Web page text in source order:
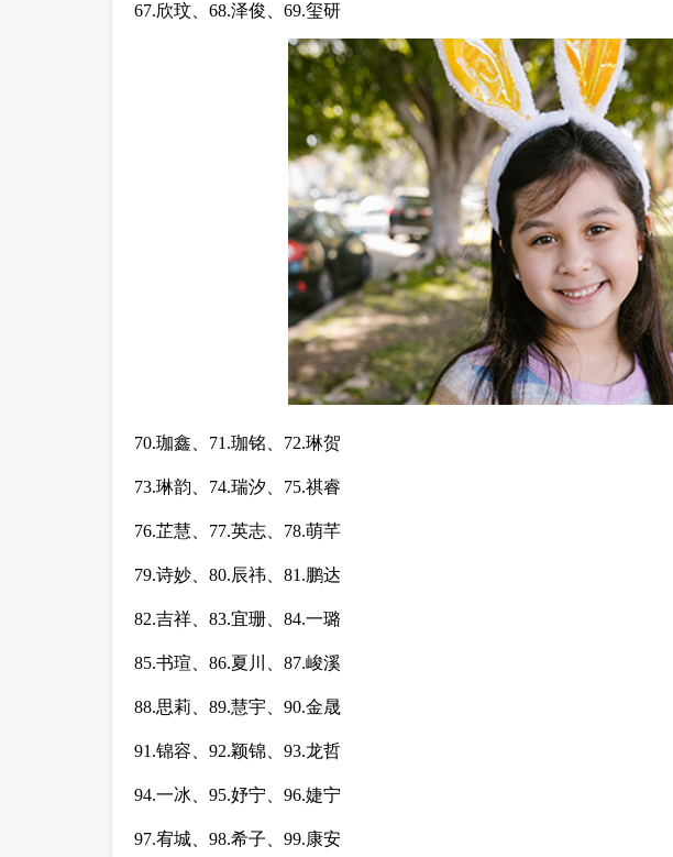
67.欣玟、68.泽俊、69.玺研
70.珈鑫、71.珈铭、72.琳贺
73.琳韵、74.瑞汐、75.祺睿
76.芷慧、77.英志、78.萌芊
79.诗妙、80.辰祎、81.鹏达
82.吉祥、83.宜珊、84.一璐
85.书瑄、86.夏川、87.峻溪
88.思莉、89.慧宇、90.金晟
91.锦容、92.颖锦、93.龙哲
94.一冰、95.妤宁、96.婕宁
97.宥城、98.希子、99.康安